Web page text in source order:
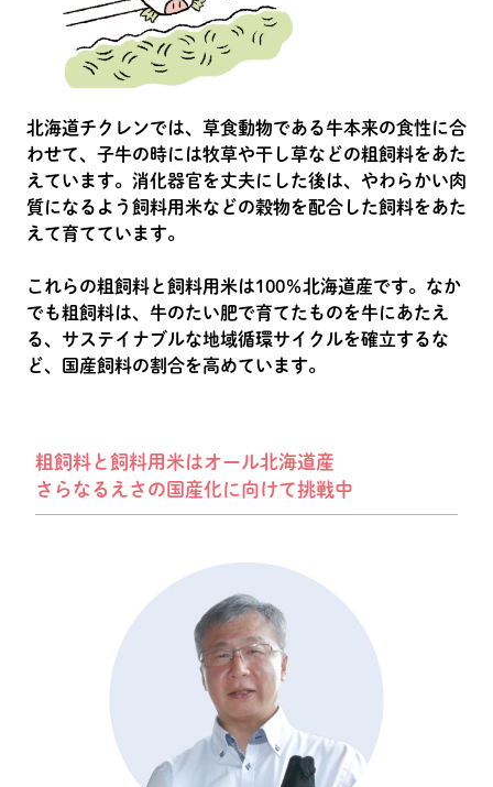
北海道チクレンでは、草食動物である牛本来の食性に合
わせて、子牛の時には牧草や干し草などの粗飼料をあた
えています。消化器官を丈夫にした後は、やわらかい肉
質になるよう飼料用米などの穀物を配合した飼料をあた
えて育てています。
これらの粗飼料と飼料用米は100％北海道産です。なか
でも粗飼料は、牛のたい肥で育てたものを牛にあたえ
る、サステイナブルな地域循環サイクルを確立するな
ど、国産飼料の割合を高めています。
粗飼料と飼料用米はオール北海道産
さらなるえさの国産化に向けて挑戦中